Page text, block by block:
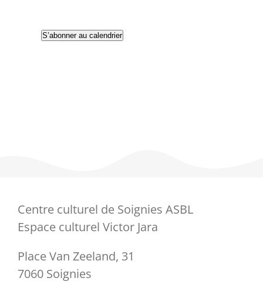
S’abonner au calendrier
Centre culturel de Soignies ASBL
Espace culturel Victor Jara
Place Van Zeeland, 31
7060 Soignies